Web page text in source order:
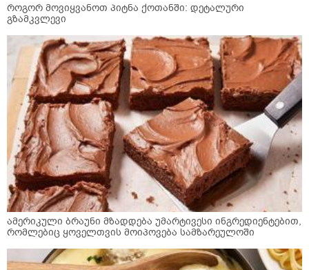
როგორ მოვიყვანოთ პიტნა ქოთანში: დეტალური
გზამკვლევი
ამერიკული ბრაუნი მზადდება უმარტივესი ინგრედიენტებით,
რომლებიც ყოველთვის მოიპოვება სამზარეულოში